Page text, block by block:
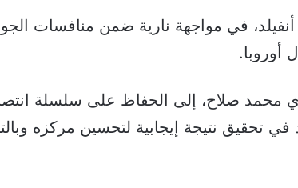
في مواجهة نارية ضمن منافسات
أوروبا.
محمد صلاح، إلى الحفاظ على سلسلة
في تحقيق نتيجة إيجابية لتحسين مركزه